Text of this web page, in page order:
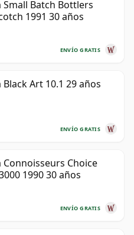
Batch Bottlers
1991 30 años
ENVÍO GRATIS
Art 10.1 29 años
ENVÍO GRATIS
Choice
1990 30 años
ENVÍO GRATIS